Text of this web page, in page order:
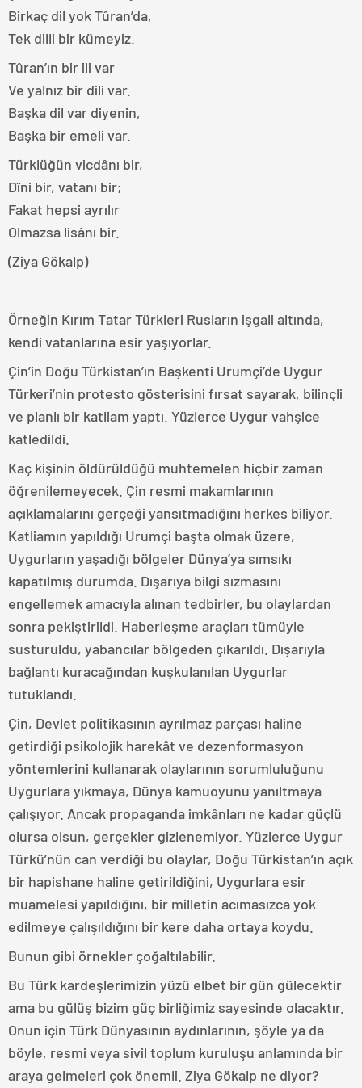
Birkaç dil yok Tûran’da,
Tek dilli bir kümeyiz.
Tûran’ın bir ili var
Ve yalnız bir dili var.
Başka dil var diyenin,
Başka bir emeli var.
Türklüğün vicdânı bir,
Dîni bir, vatanı bir;
Fakat hepsi ayrılır
Olmazsa lisânı bir.
(Ziya Gökalp)
Örneğin Kırım Tatar Türkleri Rusların işgali altında,
kendi vatanlarına esir yaşıyorlar.
Çin’in Doğu Türkistan’ın Başkenti Urumçi’de Uygur
Türkeri’nin protesto gösterisini fırsat sayarak, bilinçli
ve planlı bir katliam yaptı. Yüzlerce Uygur vahşice
katledildi.
Kaç kişinin öldürüldüğü muhtemelen hiçbir zaman
öğrenilemeyecek. Çin resmi makamlarının
açıklamalarını gerçeği yansıtmadığını herkes biliyor.
Katliamın yapıldığı Urumçi başta olmak üzere,
Uygurların yaşadığı bölgeler Dünya’ya sımsıkı
kapatılmış durumda. Dışarıya bilgi sızmasını
engellemek amacıyla alınan tedbirler, bu olaylardan
sonra pekiştirildi. Haberleşme araçları tümüyle
susturuldu, yabancılar bölgeden çıkarıldı. Dışarıyla
bağlantı kuracağından kuşkulanılan Uygurlar
tutuklandı.
Çin, Devlet politikasının ayrılmaz parçası haline
getirdiği psikolojik harekât ve dezenformasyon
yöntemlerini kullanarak olaylarının sorumluluğunu
Uygurlara yıkmaya, Dünya kamuoyunu yanıltmaya
çalışıyor. Ancak propaganda imkânları ne kadar güçlü
olursa olsun, gerçekler gizlenemiyor. Yüzlerce Uygur
Türkü’nün can verdiği bu olaylar, Doğu Türkistan’ın açık
bir hapishane haline getirildiğini, Uygurlara esir
muamelesi yapıldığını, bir milletin acımasızca yok
edilmeye çalışıldığını bir kere daha ortaya koydu.
Bunun gibi örnekler çoğaltılabilir.
Bu Türk kardeşlerimizin yüzü elbet bir gün gülecektir
ama bu gülüş bizim güç birliğimiz sayesinde olacaktır.
Onun için Türk Dünyasının aydınlarının, şöyle ya da
böyle, resmi veya sivil toplum kuruluşu anlamında bir
araya gelmeleri çok önemli. Ziya Gökalp ne diyor?